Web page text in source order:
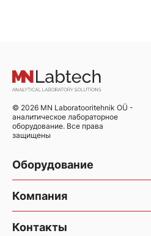
© 2026 MN Laboratooritehnik OÜ -
аналитическое лабораторное
оборудование. Все права
защищены
Оборудование
Хроматография и хромато-масс-
Элементный анализ
Элементный анализатор CHNS/
Компания
Услуги
Контакты